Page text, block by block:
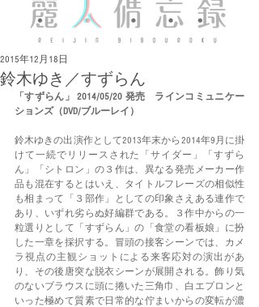
鈴木ゆき／すずらん
2015年12月18日
「すずらん」 2014/05/20 発売　ラインコミュニケー
ションズ（DVD/ブルーレイ）
鈴木ゆきの出演作として2013年末から2014年9月に掛
けて一続でリリースされた「サイダー」「すずら
ん」「シトロン」の３作は、異なる発売メーカー作
品も混在するとはいえ、タイトルフレーズの相似性
も相まって「３部作」としての印象さえある連作で
あり、いずれ劣らぬ好編群である。３作中からの一
粒選りとして「すずらん」の「食堂の看板娘」に扮
した一章を採択する。冒頭の接客シーンでは、カメ
ラ視点の主観ショットによる来客応対の演出があ
り、その後唐突な脱衣シーンが展開される。飾り気
のないブラウスに頭に捲いた三角巾、白エプロンと
いった極めて質素で日常的な佇まいからの変転が濃